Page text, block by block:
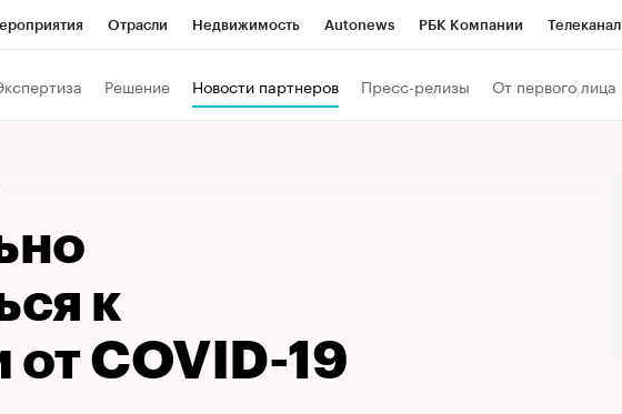
Отрасли Недвижимость Autonews РБК Компании Телеканал
Решение Новости партнеров Пресс-релизы От первого лица
к
COVID-19